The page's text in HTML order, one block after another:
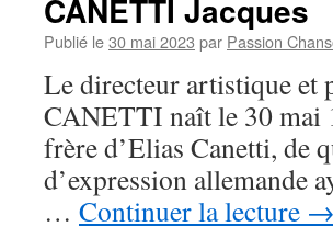
CANETTI Jacques
Publié le30 mai 2023 par Passion
Le directeur artistique et
CANETTI naît le 30 mai
frère d’Elias Canetti, de
d’expression allemande
… Continuer la lecture →